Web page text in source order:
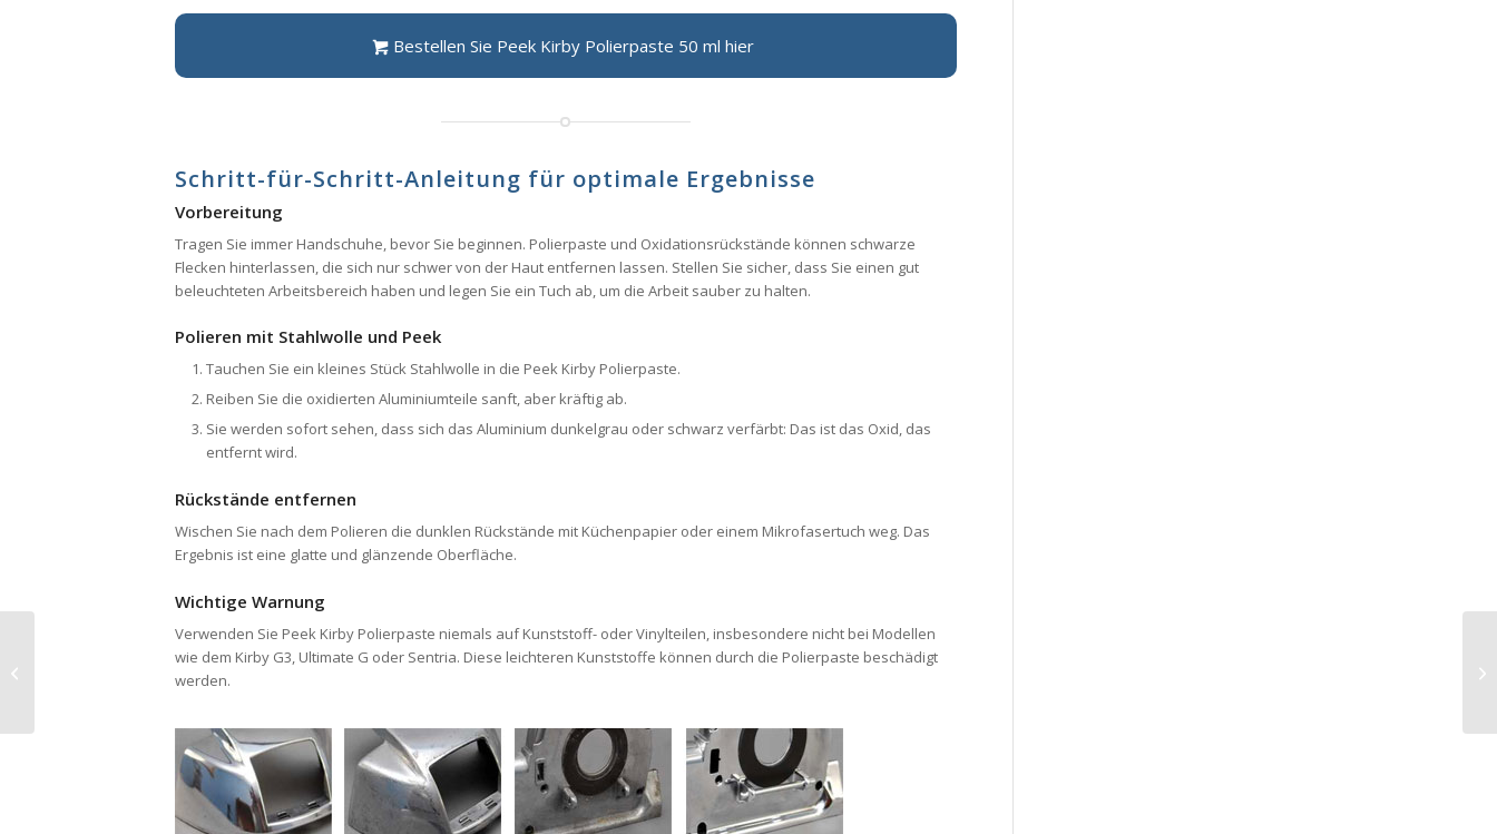
Bestellen Sie Peek Kirby Polierpaste 50 ml hier
Schritt-für-Schritt-Anleitung für optimale Ergebnisse
Vorbereitung
Tragen Sie immer Handschuhe, bevor Sie beginnen. Polierpaste und Oxidationsrückstände können schwarze
Flecken hinterlassen, die sich nur schwer von der Haut entfernen lassen. Stellen Sie sicher, dass Sie einen gut
beleuchteten Arbeitsbereich haben und legen Sie ein Tuch ab, um die Arbeit sauber zu halten.
Polieren mit Stahlwolle und Peek
Tauchen Sie ein kleines Stück Stahlwolle in die Peek Kirby Polierpaste.
Reiben Sie die oxidierten Aluminiumteile sanft, aber kräftig ab.
Sie werden sofort sehen, dass sich das Aluminium dunkelgrau oder schwarz verfärbt: Das ist das Oxid, das
entfernt wird.
Rückstände entfernen
Wischen Sie nach dem Polieren die dunklen Rückstände mit Küchenpapier oder einem Mikrofasertuch weg. Das
Ergebnis ist eine glatte und glänzende Oberfläche.
Wichtige Warnung
Verwenden Sie Peek Kirby Polierpaste niemals auf Kunststoff- oder Vinylteilen, insbesondere nicht bei Modellen
wie dem Kirby G3, Ultimate G oder Sentria. Diese leichteren Kunststoffe können durch die Polierpaste beschädigt
werden.